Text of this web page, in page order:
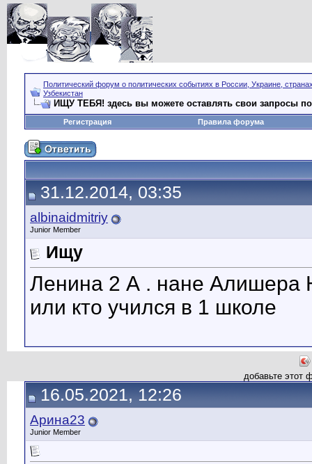
Политический форум о политических событиях в России, Украине,
Узбекистан
ИЩУ ТЕБЯ! здесь вы можете оставлять свои запросы
Регистрация Правила форума
31.12.2014, 03:35
albinaidmitriy
Junior Member
Ищу
Ленина 2 А . нане Алишера
или кто учился в 1 школе
добавьте этот
16.05.2021, 12:26
Арина23
Junior Member